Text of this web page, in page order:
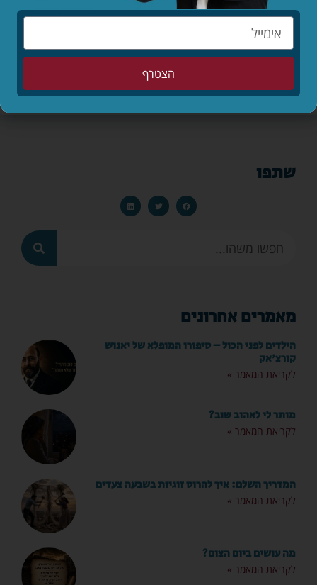
כתבו תגובה
שתפו
מאמרים אחרונים
הילדים לפני הכול – סיפורו המופלא של יאנוש
קורצ'אק
לקריאת המאמר »
מותר לי לאהוב שוב?
לקריאת המאמר »
המדריך השלם: איך להרוס זוגיות בשבעה צעדים
לקריאת המאמר »
מה עושים ביום הצום?
לקריאת המאמר »
הצטרף